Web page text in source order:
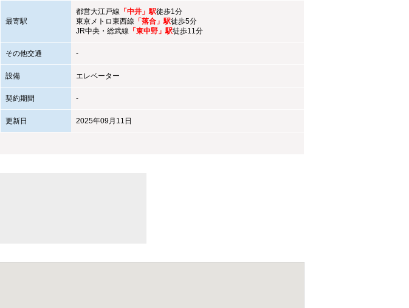
最寄駅
都営大江戸線 「中井」駅徒歩1分
東京メトロ東西線 「落合」駅徒歩5分
JR中央・総武線 「東中野」駅徒歩11分
その他交通 -
設備 エレベーター
契約期間 -
更新日 2025年09月11日